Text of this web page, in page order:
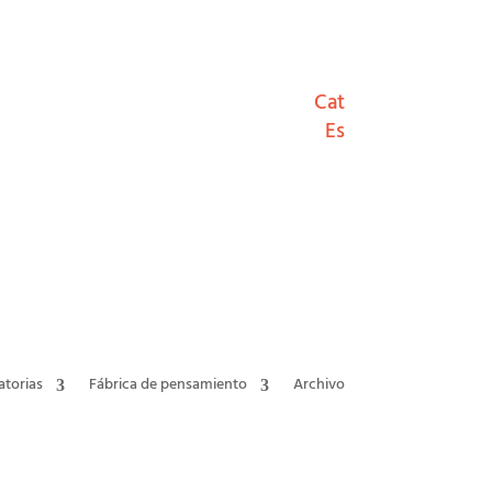
Cat
Es
Fábrica de pensamiento Archivo